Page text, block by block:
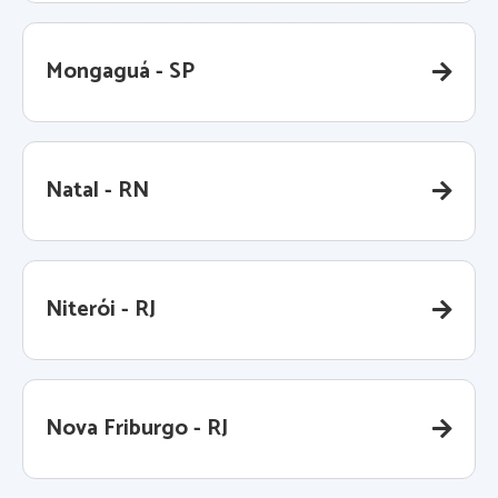
Mongaguá - SP
Natal - RN
Niterói - RJ
Nova Friburgo - RJ